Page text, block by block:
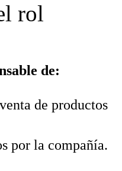
rol
de:
de productos
por la compañía.